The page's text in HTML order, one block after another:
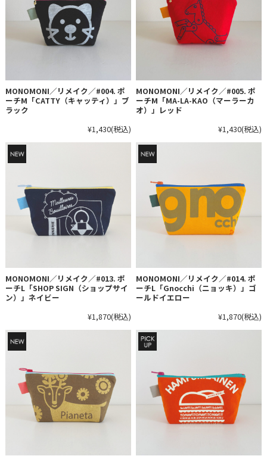
MONOMONI／リメイク／#004. ポ
ーチM「CATTY（キャッティ）」ブ
ラック
¥1,430(税込)
MONOMONI／リメイク／#005. ポ
ーチM「MA-LA-KAO（マーラーカ
オ）」レッド
¥1,430(税込)
MONOMONI／リメイク／#013. ポ
ーチL「SHOP SIGN（ショップサイ
ン）」ネイビー
¥1,870(税込)
MONOMONI／リメイク／#014. ポ
ーチL「Gnocchi（ニョッキ）」ゴ
ールドイエロー
¥1,870(税込)